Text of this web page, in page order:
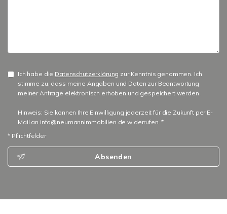
Ich habe die Datenschutzerklärung zur Kenntnis genommen. Ich
stimme zu, dass meine Angaben und Daten zur Beantwortung
meiner Anfrage elektronisch erhoben und gespeichert werden.
Hinweis: Sie können Ihre Einwilligung jederzeit für die Zukunft per E-
Mail an info@neumannimmobilien.de widerrufen. *
* Pflichtfelder
Absenden